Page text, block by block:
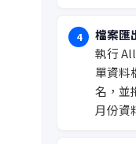
檔案匯
執行
單資料
名，並
月份資